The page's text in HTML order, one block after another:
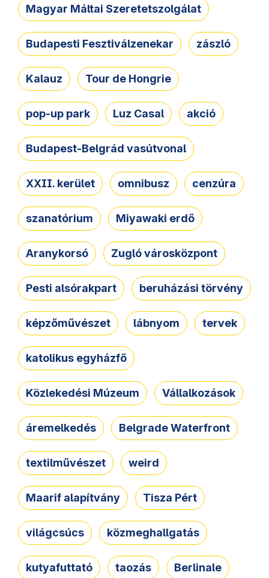
Magyar Máltai Szeretetszolgálat
Budapesti Fesztiválzenekar zászló
Kalauz Tour de Hongrie
pop-up park Luz Casal akció
Budapest-Belgrád vasútvonal
XXII. kerület omnibusz cenzúra
szanatórium Miyawaki erdő
Aranykorsó Zugló városközpont
Pesti alsórakpart beruházási törvény
képzőművészet lábnyom tervek
katolikus egyházfő
Közlekedési Múzeum Vállalkozások
áremelkedés Belgrade Waterfront
textilművészet weird
Maarif alapítvány Tisza Pért
világcsúcs közmeghallgatás
kutyafuttató taozás Berlinale